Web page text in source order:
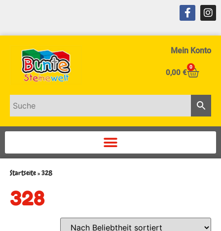
Mein Konto
0,00 €
0
Startseite»328
328